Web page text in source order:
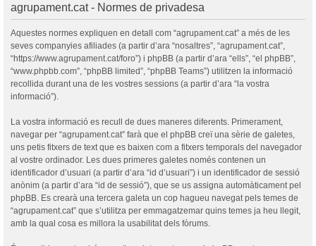
agrupament.cat - Normes de privadesa
Aquestes normes expliquen en detall com “agrupament.cat” a més de les
seves companyies afiliades (a partir d’ara “nosaltres”, “agrupament.cat”,
“https://www.agrupament.cat/foro”) i phpBB (a partir d’ara “ells”, “el phpBB”,
“www.phpbb.com”, “phpBB limited”, “phpBB Teams”) utilitzen la informació
recollida durant una de les vostres sessions (a partir d’ara “la vostra
informació”).
La vostra informació es recull de dues maneres diferents. Primerament,
navegar per “agrupament.cat” farà que el phpBB creï una sèrie de galetes,
uns petis fitxers de text que es baixen com a fitxers temporals del navegador
al vostre ordinador. Les dues primeres galetes només contenen un
identificador d’usuari (a partir d’ara “id d’usuari”) i un identificador de sessió
anònim (a partir d’ara “id de sessió”), que se us assigna automàticament pel
phpBB. Es crearà una tercera galeta un cop hagueu navegat pels temes de
“agrupament.cat” que s’utilitza per emmagatzemar quins temes ja heu llegit,
amb la qual cosa es millora la usabilitat dels fòrums.